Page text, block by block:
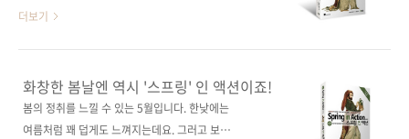
순) [교보문고] [도서11번가] [반디앤루니스] [알
[구글북스] [리디북스] [알라딘] [예스이십사]
[인터파크] 출판사 제이펍 저작권사 Manning
원서명 Spring In Action(Fifth Edition)(원서
더보기
화창한 봄날엔 역시 '스프링' 인 액션이죠!
봄의 정취를 느낄 수 있는 5월입니다. 한낮에는
여름처럼 꽤 덥게도 느껴지는데요. 그러고 보니